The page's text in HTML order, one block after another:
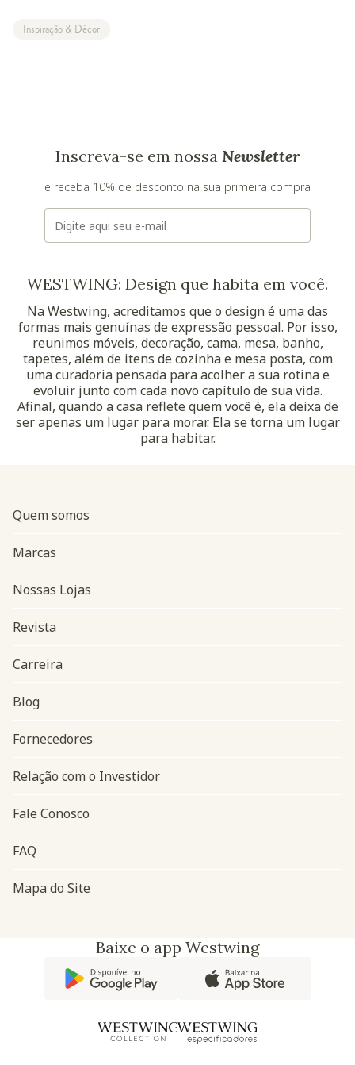
Inspiração & Décor
Inscreva-se em nossa Newsletter
e receba 10% de desconto na sua primeira compra
E-mail
WESTWING: Design que habita em você.
Na Westwing, acreditamos que o design é uma das
formas mais genuínas de expressão pessoal. Por isso,
reunimos móveis, decoração, cama, mesa, banho,
tapetes, além de itens de cozinha e mesa posta, com
uma curadoria pensada para acolher a sua rotina e
evoluir junto com cada novo capítulo de sua vida.
Afinal, quando a casa reflete quem você é, ela deixa de
ser apenas um lugar para morar. Ela se torna um lugar
para habitar.
Navegação do rodapé
Quem somos
Marcas
Nossas Lojas
Revista
Carreira
Blog
Fornecedores
Relação com o Investidor
Fale Conosco
FAQ
Mapa do Site
Baixe o app Westwing